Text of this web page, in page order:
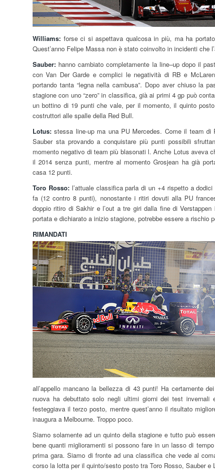
Williams: forse ci si aspettava qualcosa in più, ma ha
Quest’anno Felipe Massa non è stato coinvolto in incidenti che
Sauber: hanno cambiato completamente la line–up dopo il
con Van Der Garde e complici le negatività di RB e
portando tanta “legna nella cambusa”. Dopo aver chiuso la
stagione con uno “zero” in classifica, già ai primi 4 gp può
un bottino di 19 punti che vale, per il momento, il quinto
costruttori alle spalle della Red Bull.
Lotus: stessa line-up ma una PU Mercedes. Come il team di
Sauber sta provando a conquistare più punti possibili
momento negativo di team più blasonati l. Anche Lotus aveva
il 2014 senza punti, mentre al momento Grosjean ha già
casa 12 punti.
Toro Rosso:l’attuale classifica parla di un +4 rispetto a dodici
fa (12 contro 8 punti), nonostante i ritiri dovuti alla PU
doppio ritiro di Sakhir e l’out a tre giri dalla fine di
portata e dichiarato a inizio stagione, potrebbe essere a rischio
RIMANDATI
all’appello mancano la bellezza di 43 punti! Ha certamente
nuova ha debuttato solo negli ultimi giorni dei test invernali
festeggiava il terzo posto, mentre quest’anno il risultato
inaugura a Melbourne. Troppo poco.
Siamo solamente ad un quinto della stagione e tutto può
bene quanti miglioramenti si possono fare in un lasso di
prima gara. Siamo di fronte ad una classifica che vede al
corso la lotta per il quinto/sesto posto tra Toro Rosso, Sauber e